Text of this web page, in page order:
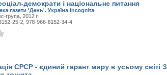
демократи і національне питання
газети 'День'. Україна Incognita
група, 2012 г.
25-2, 978-966-8152-34-4
СРСР - єдиний гарант миру в усьому світі З